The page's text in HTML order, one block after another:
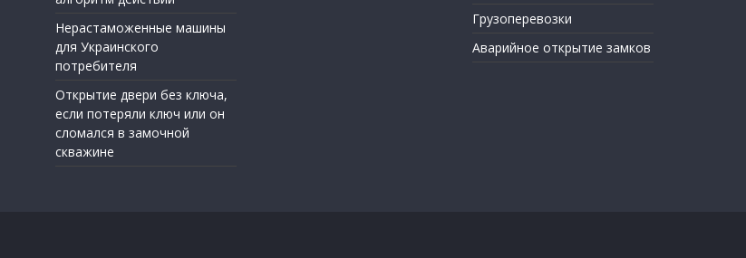
Нерастаможенные машины
для Украинского
потребителя
Открытие двери без ключа,
если потеряли ключ или он
сломался в замочной
скважине
Грузоперевозки
Аварийное открытие замков